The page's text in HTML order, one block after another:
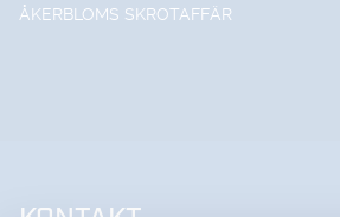
ÅKERBLOMS SKROTAFFÄR